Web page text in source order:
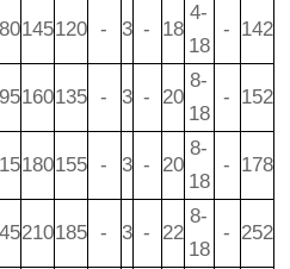
145120 - 3 - 18
4-
18
- 142
160135 - 3 - 20
8-
18
- 152
180155 - 3 - 20
8-
18
- 178
210185 - 3 - 22
8-
18
- 252